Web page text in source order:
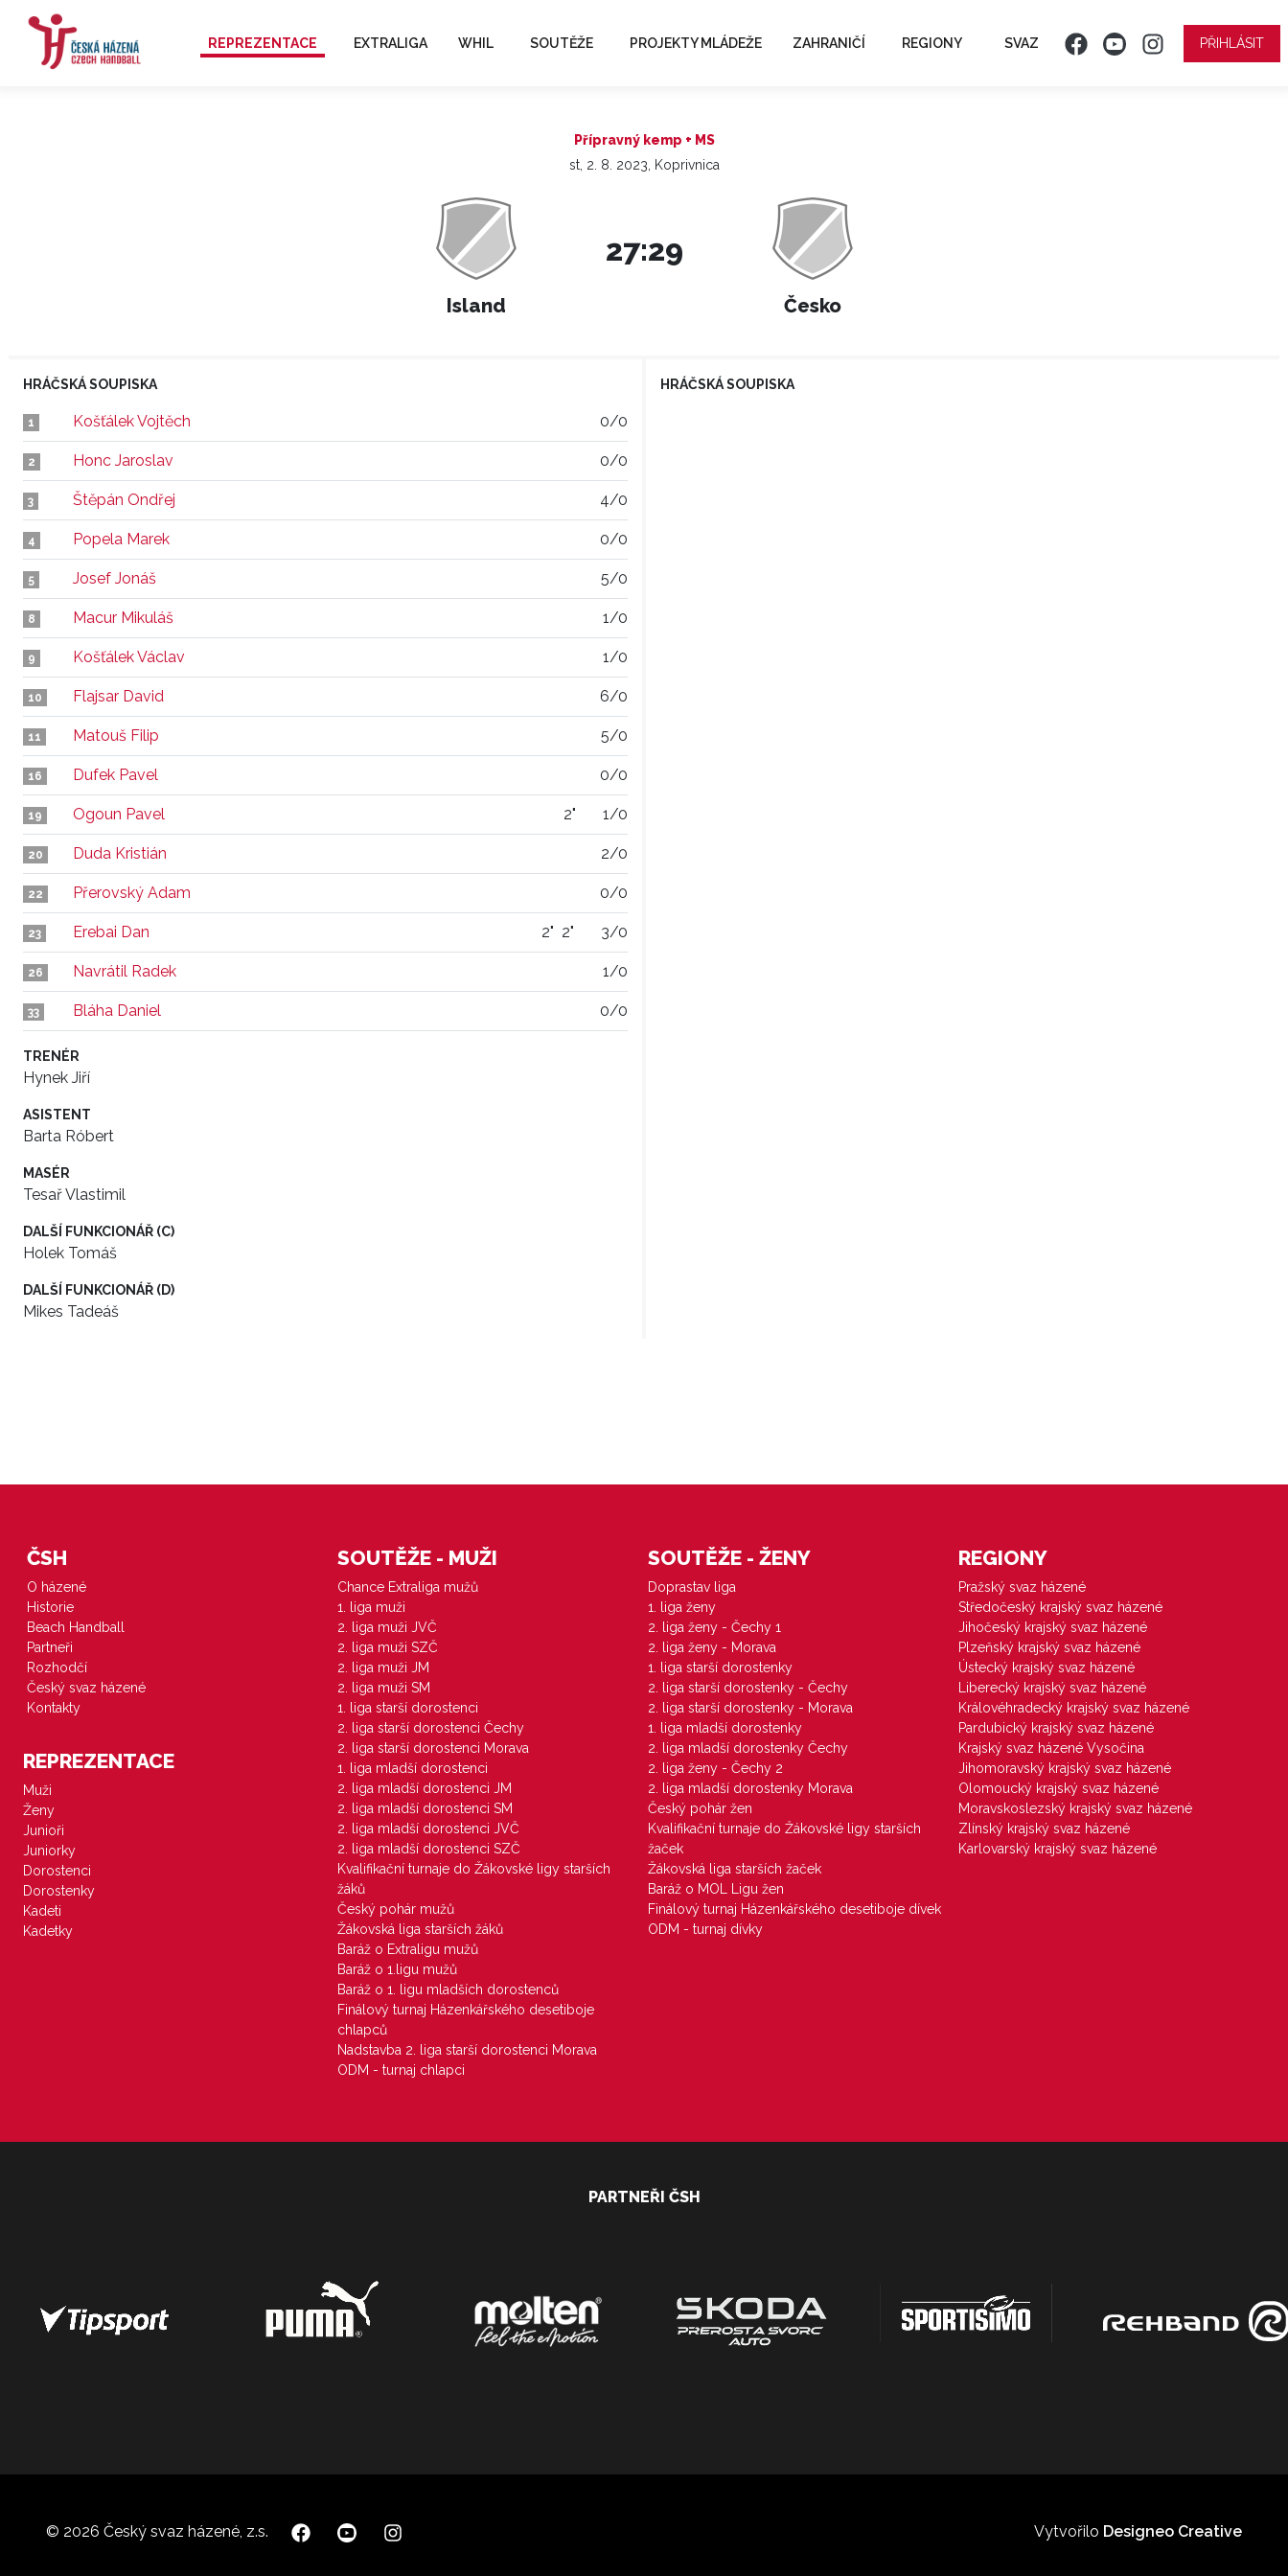
REPREZENTACE EXTRALIGA WHIL SOUTĚŽE PROJEKTY MLÁDEŽE ZAHRANIČÍ REGIONY SVAZ PŘIHLÁSIT
Přípravný kemp + MS
st, 2. 8. 2023, Koprivnica
Island
27:29
Česko
HRÁČSKÁ SOUPISKA
1 Košťálek Vojtěch 0/0
2 Honc Jaroslav 0/0
3 Štěpán Ondřej 4/0
4 Popela Marek 0/0
5 Josef Jonáš 5/0
8 Macur Mikuláš 1/0
9 Košťálek Václav 1/0
10 Flajsar David 6/0
11 Matouš Filip 5/0
16 Dufek Pavel 0/0
19 Ogoun Pavel 2" 1/0
20 Duda Kristián 2/0
22 Přerovský Adam 0/0
23 Erebai Dan 2" 2" 3/0
26 Navrátil Radek 1/0
33 Bláha Daniel 0/0
TRENÉR
Hynek Jiří
ASISTENT
Barta Róbert
MASÉR
Tesař Vlastimil
DALŠÍ FUNKCIONÁŘ (C)
Holek Tomáš
DALŠÍ FUNKCIONÁŘ (D)
Mikes Tadeáš
HRÁČSKÁ SOUPISKA
ČSH
O házené
Historie
Beach Handball
Partneři
Rozhodčí
Český svaz házené
Kontakty
REPREZENTACE
Muži
Ženy
Junioři
Juniorky
Dorostenci
Dorostenky
Kadeti
Kadetky
SOUTĚŽE - MUŽI
Chance Extraliga mužů
1. liga muži
2. liga muži JVČ
2. liga muži SZČ
2. liga muži JM
2. liga muži SM
1. liga starší dorostenci
2. liga starší dorostenci Čechy
2. liga starší dorostenci Morava
1. liga mladší dorostenci
2. liga mladší dorostenci JM
2. liga mladší dorostenci SM
2. liga mladší dorostenci JVČ
2. liga mladší dorostenci SZČ
Kvalifikační turnaje do Žákovské ligy starších
žáků
Český pohár mužů
Žákovská liga starších žáků
Baráž o Extraligu mužů
Baráž o 1.ligu mužů
Baráž o 1. ligu mladších dorostenců
Finálový turnaj Házenkářského desetiboje
chlapců
Nadstavba 2. liga starší dorostenci Morava
ODM - turnaj chlapci
SOUTĚŽE - ŽENY
Doprastav liga
1. liga ženy
2. liga ženy - Čechy 1
2. liga ženy - Morava
1. liga starší dorostenky
2. liga starší dorostenky - Čechy
2. liga starší dorostenky - Morava
1. liga mladší dorostenky
2. liga mladší dorostenky Čechy
2. liga ženy - Čechy 2
2. liga mladší dorostenky Morava
Český pohár žen
Kvalifikační turnaje do Žákovské ligy starších
žaček
Žákovská liga starších žaček
Baráž o MOL Ligu žen
Finálový turnaj Házenkářského desetiboje dívek
ODM - turnaj dívky
REGIONY
Pražský svaz házené
Středočeský krajský svaz házené
Jihočeský krajský svaz házené
Plzeňský krajský svaz házené
Ústecký krajský svaz házené
Liberecký krajský svaz házené
Královéhradecký krajský svaz házené
Pardubický krajský svaz házené
Krajský svaz házené Vysočina
Jihomoravský krajský svaz házené
Olomoucký krajský svaz házené
Moravskoslezský krajský svaz házené
Zlínský krajský svaz házené
Karlovarský krajský svaz házené
PARTNEŘI ČSH
© 2026 Český svaz házené, z.s. Vytvořilo Designeo Creative